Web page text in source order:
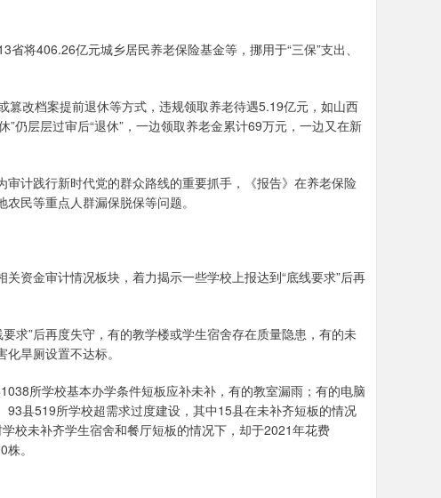
406.26亿元城乡居民养老保险基金等，挪用于“三保”支出、
改档案提前退休等方式，违规领取养老待遇5.19亿元，如山西
仍层层过审后“退休”，一边领取养老金累计69万元，一边又在新
计践行新时代党的群众路线的重要抓手，《报告》在养老保险
民等重点人群漏保脱保等问题。
金审计情况板块，着力揭示一些学校上报达到“底线要求”后再
”后再度失守，有的教学楼或学生宿舍存在质量隐患，有的未
旱厕设置不达标。
所学校基本办学条件短板应补未补，有的教室漏雨；有的电脑
县519所学校超需求过度建设，其中15县在未补齐短板的情况
校未补齐学生宿舍和餐厅短板的情况下，却于2021年花费
。